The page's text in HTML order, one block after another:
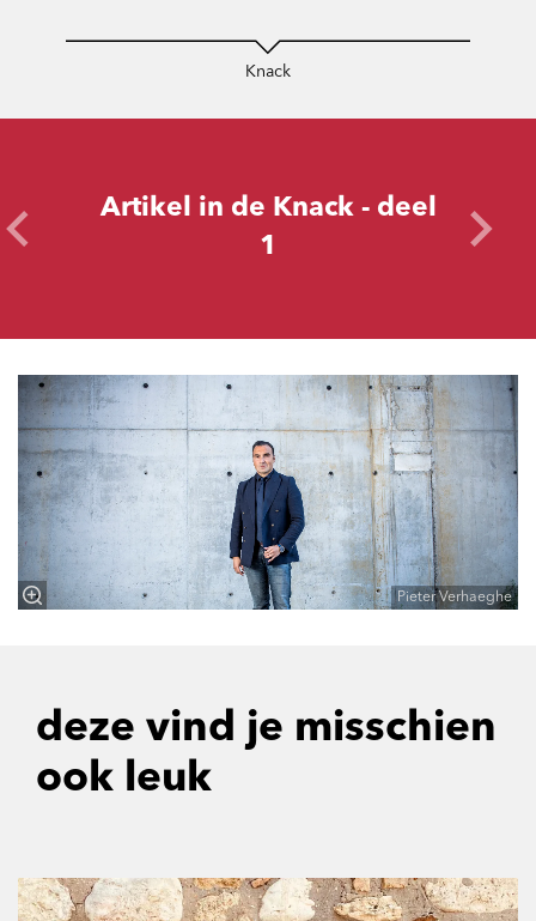
Knack
Artikel in de Knack - deel
1
Pieter Verhaeghe
deze vind je misschien
ook leuk